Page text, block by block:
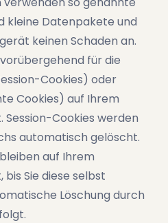
kleine Datenpakete und
keinen Schaden an.
für die
Cookies) oder
Cookies) auf Ihrem
Cookies werden
automatisch gelöscht.
auf Ihrem
Sie diese selbst
Löschung durch